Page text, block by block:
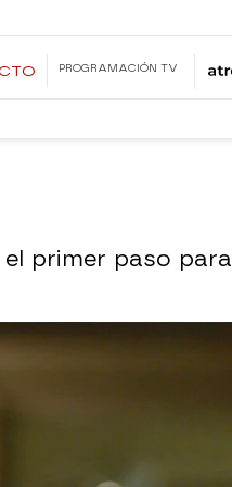
PROGRAMACIÓN TV
primer paso para